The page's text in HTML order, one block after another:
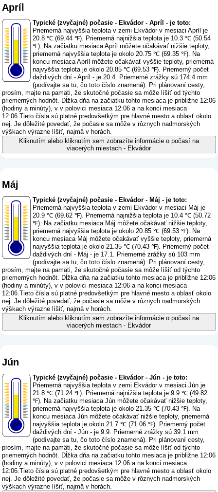
Apríl
Typické (zvyčajné) počasie - Ekvádor - Apríl - je toto:
Priemerná najvyššia teplota v zemi Ekvádor v mesiaci Apríl je
20.8 ℃ (69.44 ℉). Priemerná najnižšia teplota je 10.3 ℃ (50.54
℉). Na začiatku mesiaca Apríl môžete očakávať nižšie teploty,
priemerná najvyššia teplota je okolo 20.75 ℃ (69.35 ℉). Na
koncu mesiaca Apríl môžete očakávať vyššie teploty, priemerná
najvyššia teplota je okolo 20.85 ℃ (69.53 ℉). Priemerný počet
daždivých dní - Apríl - je 20.4. Priemerné zrážky sú 174.4 mm
(podívajte sa tu, čo toto číslo znamená). Pri plánovaní cesty,
prosím, majte na pamäti, že skutočné počasie sa môže líšiť od týchto
priemerných hodnôt. Dĺžka dňa na začiatku tohto mesiaca je približne 12:06
(hodiny a minúty), v v polovici mesiaca 12:06 a na konci mesiaca
12:06.Tieto čísla sú platné predovšetkým pre hlavné mesto a oblasť okolo
nej. Je dôležité povedať, že počasie sa môže v rôznych nadmorských
výškach výrazne líšiť, najmä v horách.
Kliknutím alebo kliknutím sem zobrazíte informácie o počasí na
viacerých miestach - Ekvádor
Máj
Typické (zvyčajné) počasie - Ekvádor - Máj - je toto:
Priemerná najvyššia teplota v zemi Ekvádor v mesiaci Máj je
20.9 ℃ (69.62 ℉). Priemerná najnižšia teplota je 10.4 ℃ (50.72
℉). Na začiatku mesiaca Máj môžete očakávať nižšie teploty,
priemerná najvyššia teplota je okolo 20.85 ℃ (69.53 ℉). Na
koncu mesiaca Máj môžete očakávať vyššie teploty, priemerná
najvyššia teplota je okolo 21.35 ℃ (70.43 ℉). Priemerný počet
daždivých dní - Máj - je 17.1. Priemerné zrážky sú 103 mm
(podívajte sa tu, čo toto číslo znamená). Pri plánovaní cesty,
prosím, majte na pamäti, že skutočné počasie sa môže líšiť od týchto
priemerných hodnôt. Dĺžka dňa na začiatku tohto mesiaca je približne 12:06
(hodiny a minúty), v v polovici mesiaca 12:06 a na konci mesiaca
12:06.Tieto čísla sú platné predovšetkým pre hlavné mesto a oblasť okolo
nej. Je dôležité povedať, že počasie sa môže v rôznych nadmorských
výškach výrazne líšiť, najmä v horách.
Kliknutím alebo kliknutím sem zobrazíte informácie o počasí na
viacerých miestach - Ekvádor
Jún
Typické (zvyčajné) počasie - Ekvádor - Jún - je toto:
Priemerná najvyššia teplota v zemi Ekvádor v mesiaci Jún je
21.8 ℃ (71.24 ℉). Priemerná najnižšia teplota je 9.9 ℃ (49.82
℉). Na začiatku mesiaca Jún môžete očakávať nižšie teploty,
priemerná najvyššia teplota je okolo 21.35 ℃ (70.43 ℉). Na
koncu mesiaca Jún môžete očakávať nižšie teploty, priemerná
najvyššia teplota je okolo 21.7 ℃ (71.06 ℉). Priemerný počet
daždivých dní - Jún - je 9.9. Priemerné zrážky sú 39.1 mm
(podívajte sa tu, čo toto číslo znamená). Pri plánovaní cesty,
prosím, majte na pamäti, že skutočné počasie sa môže líšiť od týchto
priemerných hodnôt. Dĺžka dňa na začiatku tohto mesiaca je približne 12:06
(hodiny a minúty), v v polovici mesiaca 12:06 a na konci mesiaca
12:06.Tieto čísla sú platné predovšetkým pre hlavné mesto a oblasť okolo
nej. Je dôležité povedať, že počasie sa môže v rôznych nadmorských
výškach výrazne líšiť, najmä v horách.